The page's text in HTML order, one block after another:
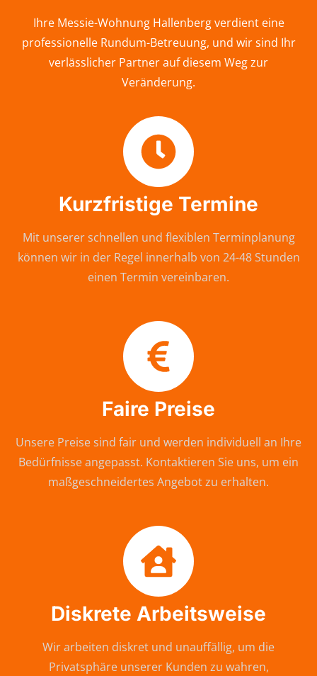
Ihre Messie-Wohnung Hallenberg verdient eine
professionelle Rundum-Betreuung, und wir sind Ihr
verlässlicher Partner auf diesem Weg zur
Veränderung.
Kurzfristige Termine
Mit unserer schnellen und flexiblen Terminplanung
können wir in der Regel innerhalb von 24-48 Stunden
einen Termin vereinbaren.
Faire Preise
Unsere Preise sind fair und werden individuell an Ihre
Bedürfnisse angepasst. Kontaktieren Sie uns, um ein
maßgeschneidertes Angebot zu erhalten.
Diskrete Arbeitsweise
Wir arbeiten diskret und unauffällig, um die
Privatsphäre unserer Kunden zu wahren,